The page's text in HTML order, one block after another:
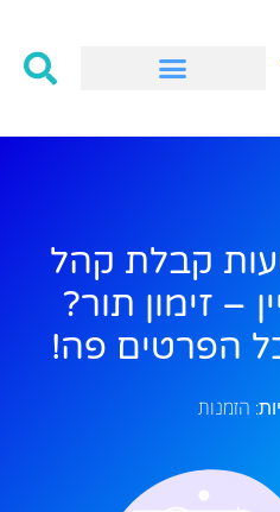
קבלת קהל
– זימון תור?
הפרטים פה!
הזמנות